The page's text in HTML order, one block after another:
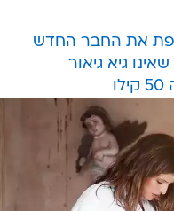
את החבר החדש
גיא גיאור